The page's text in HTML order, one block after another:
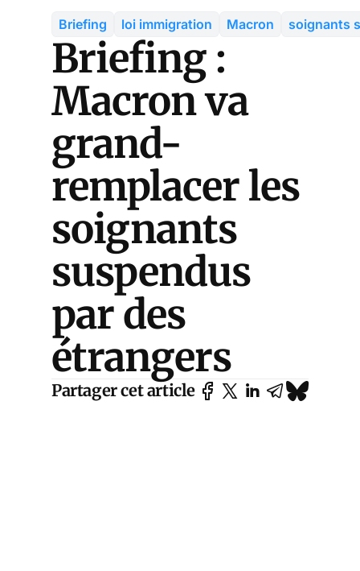
Briefing loi immigration Macron soignants
Briefing :
Macron va
grand-
remplacer les
soignants
suspendus
par des
étrangers
Partager cet article